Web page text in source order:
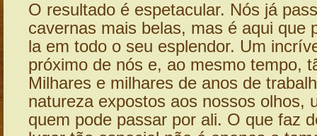
O resultado é espetacular. Nós já
cavernas mais belas, mas é aqui que
la em todo o seu esplendor. Um
próximo de nós e, ao mesmo tempo,
Milhares e milhares de anos de
natureza expostos aos nossos olhos,
quem pode passar por ali. O que faz